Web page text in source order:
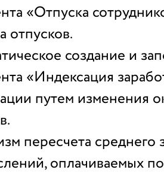
«Отпуска
отпусков.
создание и
«Индексация
путем изменения
пересчета среднего
оплачиваемых